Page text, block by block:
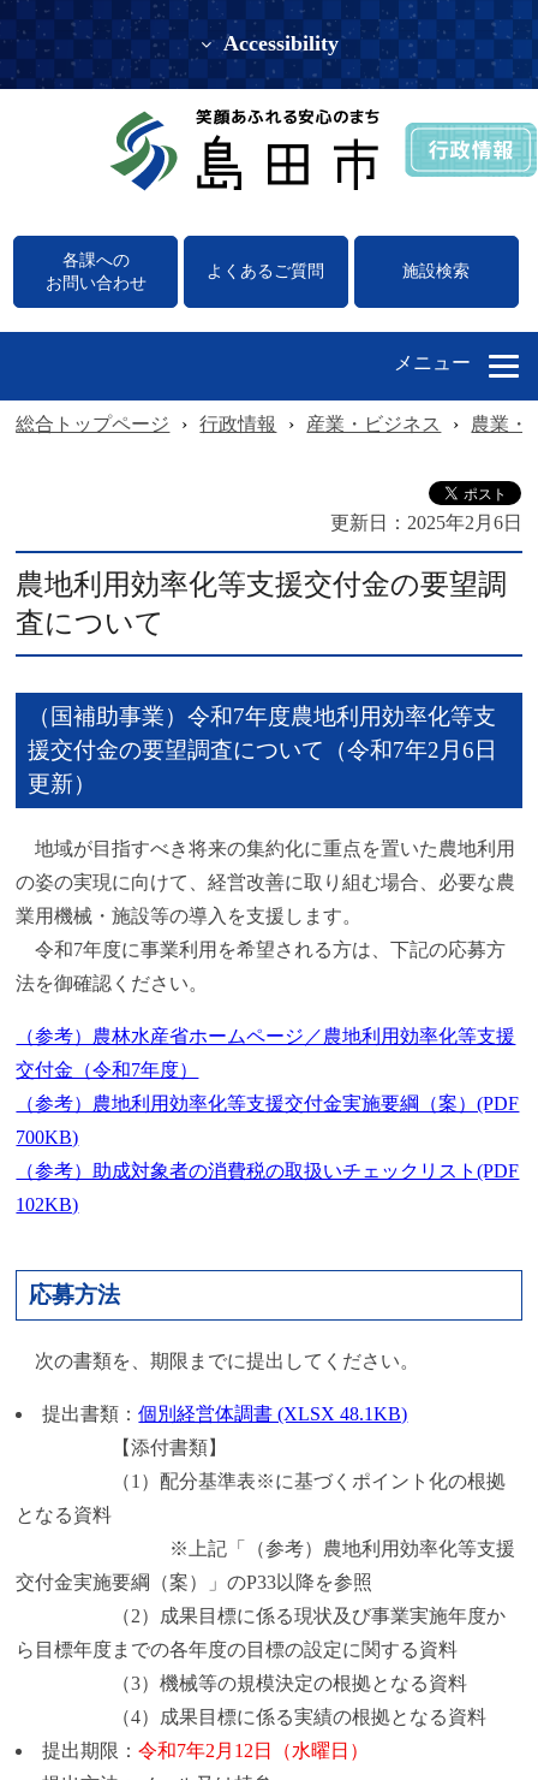
Accessibility
各課への
お問い合わせ
よくあるご質問 施設検索
メニュー
総合トップページ › 行政情報 › 産業・ビジネス › 農業・
更新日： 2025年2月6日
農地利用効率化等支援交付金の要望調
査について
（国補助事業）令和7年度農地利用効率化等支
援交付金の要望調査について（令和7年2月6日
更新）
地域が目指すべき将来の集約化に重点を置いた農地利用
の姿の実現に向けて、経営改善に取り組む場合、必要な農
業用機械・施設等の導入を支援します。
令和7年度に事業利用を希望される方は、下記の応募方
法を御確認ください。
（参考）農林水産省ホームページ／農地利用効率化等支援
交付金（令和7年度）
（参考）農地利用効率化等支援交付金実施要綱（案）(PDF
700KB)
（参考）助成対象者の消費税の取扱いチェックリスト(PDF
102KB)
応募方法
次の書類を、期限までに提出してください。
提出書類：個別経営体調書 (XLSX 48.1KB)
【添付書類】
（1）配分基準表※に基づくポイント化の根拠
となる資料
※上記「（参考）農地利用効率化等支援
交付金実施要綱（案）」のP33以降を参照
（2）成果目標に係る現状及び事業実施年度か
ら目標年度までの各年度の目標の設定に関する資料
（3）機械等の規模決定の根拠となる資料
（4）成果目標に係る実績の根拠となる資料
提出期限：令和7年2月12日（水曜日）